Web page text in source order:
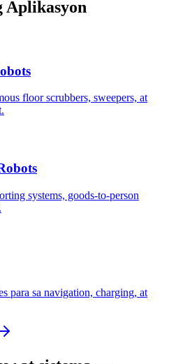
Aplikasyon
floor scrubbers, sweepers, at
systems, goods-to-person
para sa navigation, charging, at